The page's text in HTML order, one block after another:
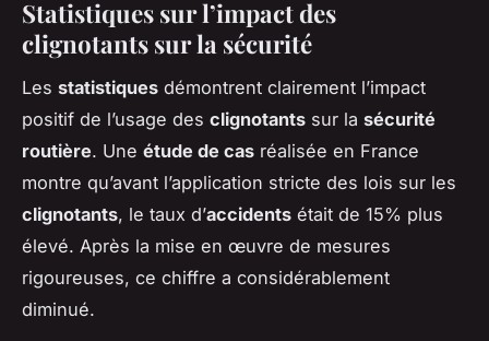
Statistiques sur l’impact des
clignotants sur la sécurité
Les statistiques démontrent clairement l’impact
positif de l’usage des clignotants sur la sécurité
routière. Une étude de cas réalisée en France
montre qu’avant l’application stricte des lois sur les
clignotants, le taux d’accidents était de 15% plus
élevé. Après la mise en œuvre de mesures
rigoureuses, ce chiffre a considérablement
diminué.